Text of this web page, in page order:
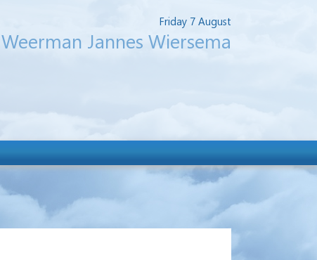
Friday 7 August
Weerman Jannes Wiersema